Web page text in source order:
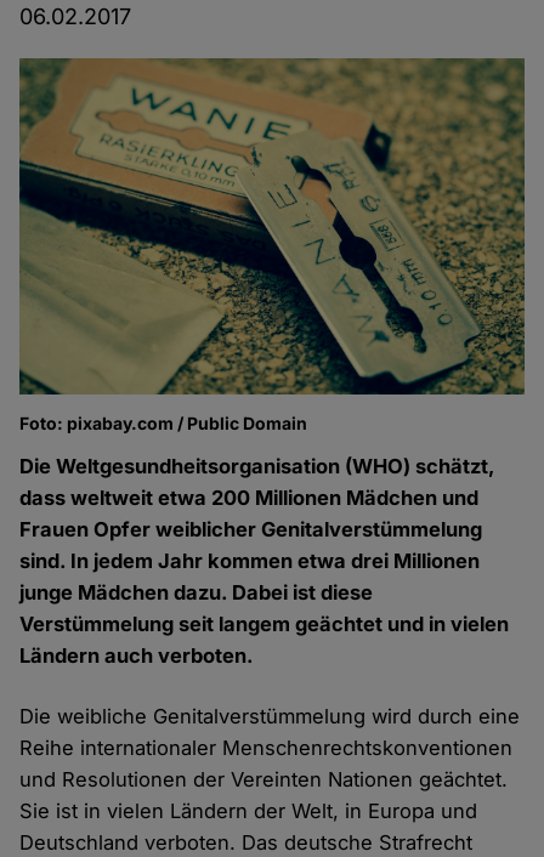
06.02.2017
Foto: pixabay.com / Public Domain
Die Weltgesundheitsorganisation (WHO) schätzt,
dass weltweit etwa 200 Millionen Mädchen und
Frauen Opfer weiblicher Genitalverstümmelung
sind. In jedem Jahr kommen etwa drei Millionen
junge Mädchen dazu. Dabei ist diese
Verstümmelung seit langem geächtet und in vielen
Ländern auch verboten.
Die weibliche Genitalverstümmelung wird durch eine
Reihe internationaler Menschenrechtskonventionen
und Resolutionen der Vereinten Nationen geächtet.
Sie ist in vielen Ländern der Welt, in Europa und
Deutschland verboten. Das deutsche Strafrecht